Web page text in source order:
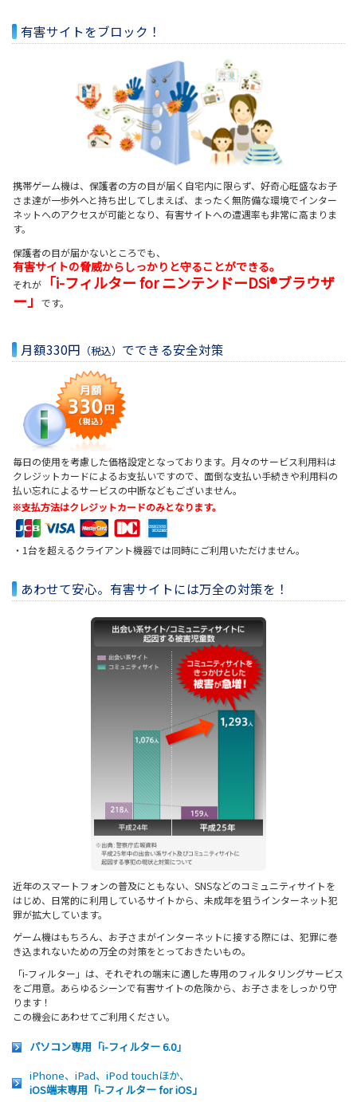
有害サイトをブロック！
携帯ゲーム機は、保護者の方の目が届く自宅内に限らず、好奇心旺盛なお子
さま達が一歩外へと持ち出してしまえば、まったく無防備な環境でインター
ネットへのアクセスが可能となり、有害サイトへの遭遇率も非常に高まりま
す。
保護者の目が届かないところでも、
有害サイトの脅威からしっかりと守ることができる。
それが
「i-フィルター for ニンテンドーDSi®ブラウザ
ー」
です。
月額330円 （税込） でできる安全対策
毎日の使用を考慮した価格設定となっております。月々のサービス利用料は
クレジットカードによるお支払いですので、面倒な支払い手続きや利用料の
払い忘れによるサービスの中断などもございません。
※支払方法はクレジットカードのみとなります。
・1台を超えるクライアント機器では同時にご利用いただけません。
あわせて安心。有害サイトには万全の対策を！
近年のスマートフォンの普及にともない、SNSなどのコミュニティサイトを
はじめ、日常的に利用しているサイトから、未成年を狙うインターネット犯
罪が拡大しています。
ゲーム機はもちろん、お子さまがインターネットに接する際には、犯罪に巻
き込まれないための万全の対策をとっておきたいもの。
「i-フィルター」は、それぞれの端末に適した専用のフィルタリングサービス
をご用意。あらゆるシーンで有害サイトの危険から、お子さまをしっかり守
ります！
この機会にあわせてご利用ください。
パソコン専用「i-フィルター 6.0」
iPhone、iPad、iPod touchほか、
iOS端末専用「i-フィルター for iOS」